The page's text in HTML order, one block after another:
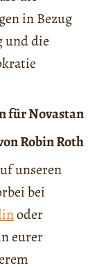
in Bezug
und die
für Novastan
Robin Roth
unseren
bei
oder
eurer